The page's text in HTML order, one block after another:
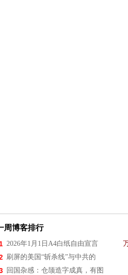
周博客排行
1 2026年1月1日A4白纸自由宣言
刷屏的美国“斩杀线”与中共的
回国杂感：仓颉造字成真，有图